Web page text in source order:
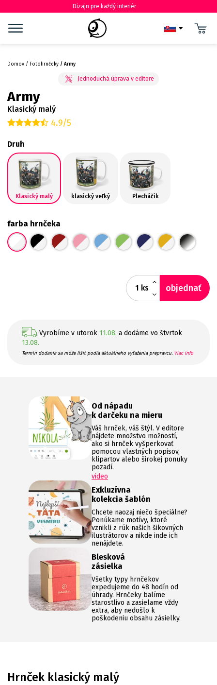
Dizajn pre každý interiér
Domov Fotohrnčeky Army
Army
Klasický malý
4.9/5
Druh
Klasický malý klasický veľký Plecháčik
farba hrnčeka
ks objednať
Vyrobíme v utorok 11.08. a dodáme vo štvrtok
13.08.
Termín dodania sa môže líšiť podľa aktuálneho vyťaženia prepravcu. Viac info
Od nápadu
k darčeku na mieru
Váš hrnček, váš štýl. V editore
nájdete množstvo možností,
ako si hrnček vyšperkovať
pomocou vlastných popisov,
klipartov alebo širokej ponuky
pozadí.
video
Exkluzívna
kolekcia šablón
Chcete naozaj niečo špeciálne?
Ponúkame motívy, ktoré
vznikli z rúk našich šikovných
ilustrátorov a nikde inde ich
nenájdete.
Blesková
zásielka
Všetky typy hrnčekov
expedujeme do 48 hodín od
úhrady. Hrnčeky balíme
starostlivo a zasielame vždy
extra, aby nedošlo k
poškodeniu obsahu zásielky.
Hrnček klasický malý